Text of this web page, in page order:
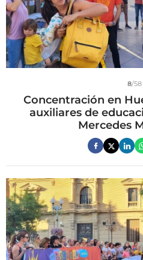
8/58
Concentración en
auxiliares de
Mercedes